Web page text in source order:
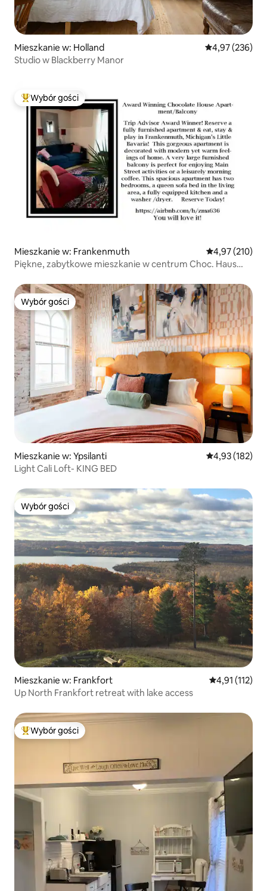
Mieszkanie w: Holland Średnia
4,97 (236)
Studio w Blackberry Manor
Najpopularniejsze z kategorii Wybór gości
Wybór gości
Mieszkanie w: Frankenmuth Średnia
4,97 (210)
Piękne, zabytkowe mieszkanie w centrum Choc. Haus
Wybór gości
Wybór gości
Mieszkanie w: Ypsilanti Średnia
4,93 (182)
Light Cali Loft- KING BED
Wybór gości
Wybór gości
Mieszkanie w: Frankfort Średnia
4,91 (112)
Up North Frankfort retreat with lake access
Najpopularniejsze z kategorii Wybór gości
Wybór gości